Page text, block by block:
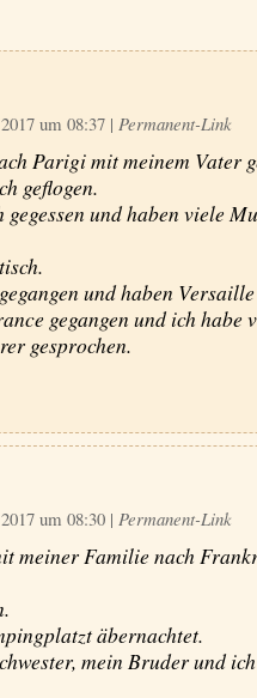
um 08:37 | Permanent-Link
Parigi mit meinem Vater
geflogen.
und haben viele
und haben
gegangen und ich habe
gesprochen.
um 08:30 | Permanent-Link
meiner Familie nach
äbernachtet.
mein Bruder und